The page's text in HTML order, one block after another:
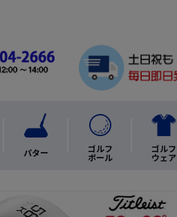
パター ゴルフ
ボール
ゴルフ
ウェア